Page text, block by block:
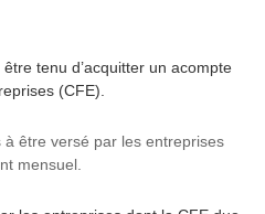
tenu d’acquitter un acompte
(CFE).
à être versé par les entreprises
mensuel.